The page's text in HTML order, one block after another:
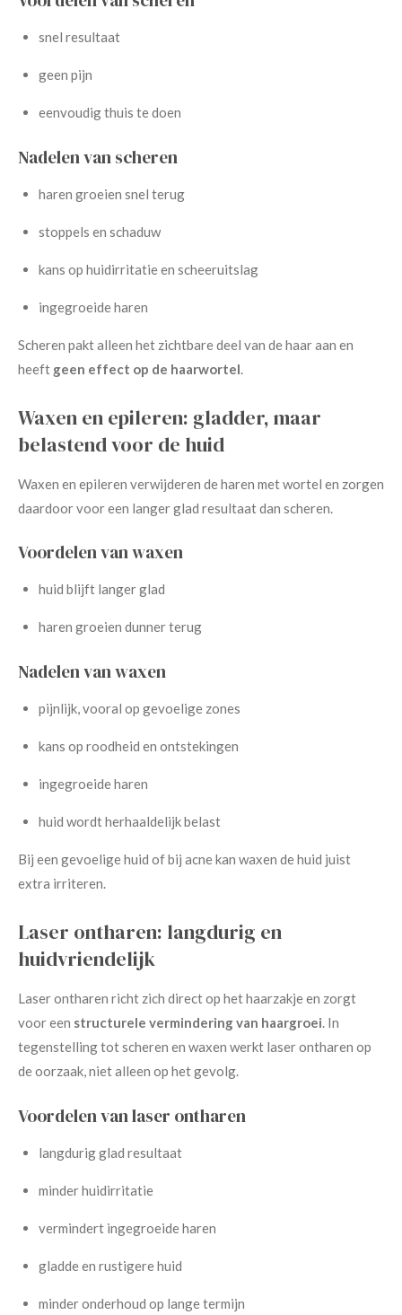
snel resultaat
geen pijn
eenvoudig thuis te doen
Nadelen van scheren
haren groeien snel terug
stoppels en schaduw
kans op huidirritatie en scheeruitslag
ingegroeide haren
Scheren pakt alleen het zichtbare deel van de haar aan en
heeft geen effect op de haarwortel.
Waxen en epileren: gladder, maar
belastend voor de huid
Waxen en epileren verwijderen de haren met wortel en zorgen
daardoor voor een langer glad resultaat dan scheren.
Voordelen van waxen
huid blijft langer glad
haren groeien dunner terug
Nadelen van waxen
pijnlijk, vooral op gevoelige zones
kans op roodheid en ontstekingen
ingegroeide haren
huid wordt herhaaldelijk belast
Bij een gevoelige huid of bij acne kan waxen de huid juist
extra irriteren.
Laser ontharen: langdurig en
huidvriendelijk
Laser ontharen richt zich direct op het haarzakje en zorgt
voor een structurele vermindering van haargroei. In
tegenstelling tot scheren en waxen werkt laser ontharen op
de oorzaak, niet alleen op het gevolg.
Voordelen van laser ontharen
langdurig glad resultaat
minder huidirritatie
vermindert ingegroeide haren
gladde en rustigere huid
minder onderhoud op lange termijn